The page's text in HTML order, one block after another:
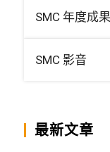
SMC 年度成
SMC 影音
最新文章